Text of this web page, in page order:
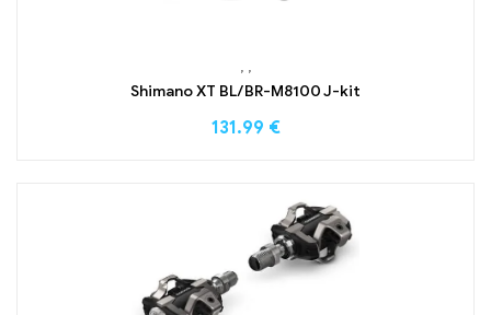
, ,
Shimano XT BL/BR-M8100 J-kit
131.99 €